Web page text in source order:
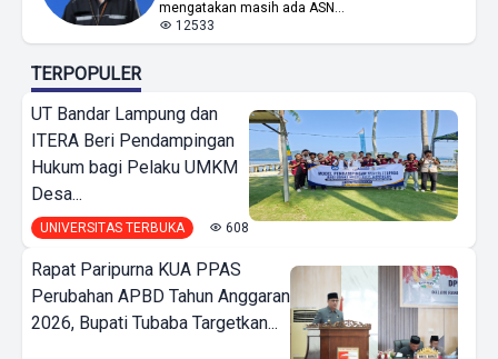
mengatakan masih ada ASN...
12533
TERPOPULER
UT Bandar Lampung dan
ITERA Beri Pendampingan
Hukum bagi Pelaku UMKM
Desa...
UNIVERSITAS TERBUKA 608
Rapat Paripurna KUA PPAS
Perubahan APBD Tahun Anggaran
2026, Bupati Tubaba Targetkan...